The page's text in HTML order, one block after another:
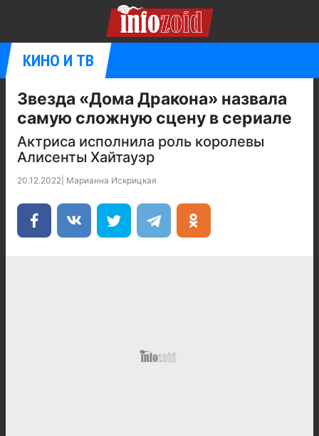
КИНО И ТВ
Звезда «Дома Дракона» назвала
самую сложную сцену в сериале
Актриса исполнила роль королевы
Алисенты Хайтауэр
20.12.2022 Марианна Искрицкая